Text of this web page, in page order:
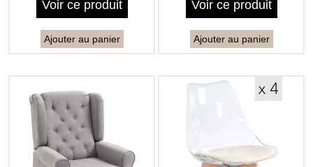
Voir ce produit
Ajouter au panier
Voir ce produit
Ajouter au panier